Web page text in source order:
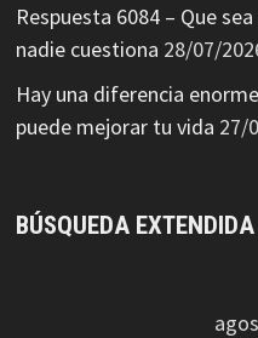
Respuesta 6084 – Que
nadie cuestiona 28/07/
Hay una diferencia
puede mejorar tu vida 27/
BÚSQUEDA EXTENDIDA